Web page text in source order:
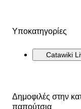
Υποκατηγορίες
Catawiki
Δημοφιλές στην
παπούτσια